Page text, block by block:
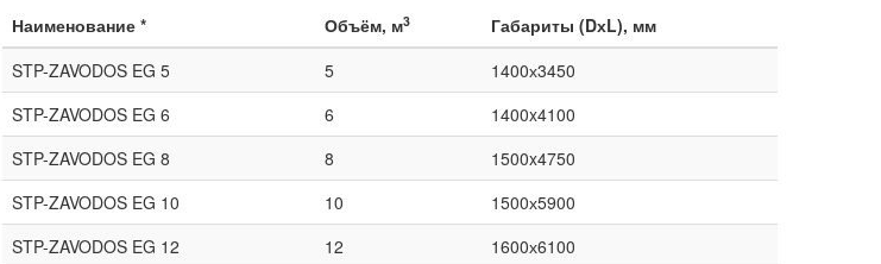
Наименование * Объём, м3
Габариты (DхL), мм
STP-ZAVODOS EG 5
5
1400х3450
STP-ZAVODOS EG 6
6
1400x4100
STP-ZAVODOS EG 8
8
1500x4750
STP-ZAVODOS EG 10
10
1500х5900
STP-ZAVODOS EG 12
12
1600х6100